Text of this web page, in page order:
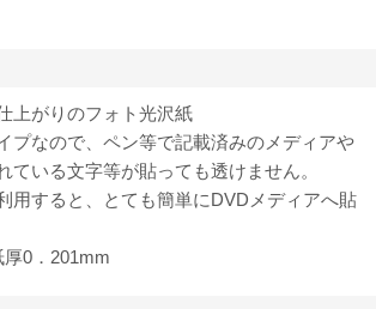
上がりのフォト光沢紙
プなので、ペン等で記載済みのメディアや
ている文字等が貼っても透けません。
用すると、とても簡単にDVDメディアへ貼
0．201mm